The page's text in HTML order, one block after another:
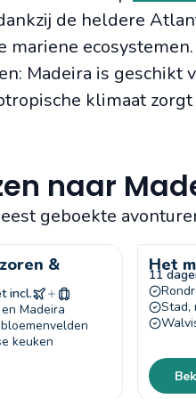
de heldere
mariene
Madeira is geschikt
klimaat
naar
geboekte
&
incl.
Madeira
keuken
Het
11
Stad,